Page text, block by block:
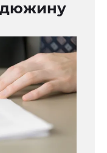
дюжину